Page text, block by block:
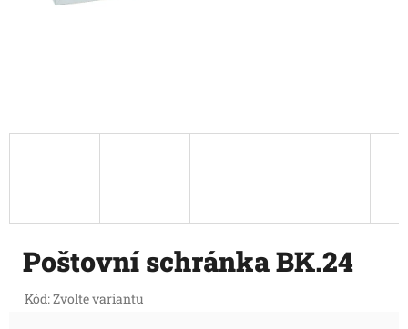
Poštovní schránka BK.24
Kód:Zvolte variantu